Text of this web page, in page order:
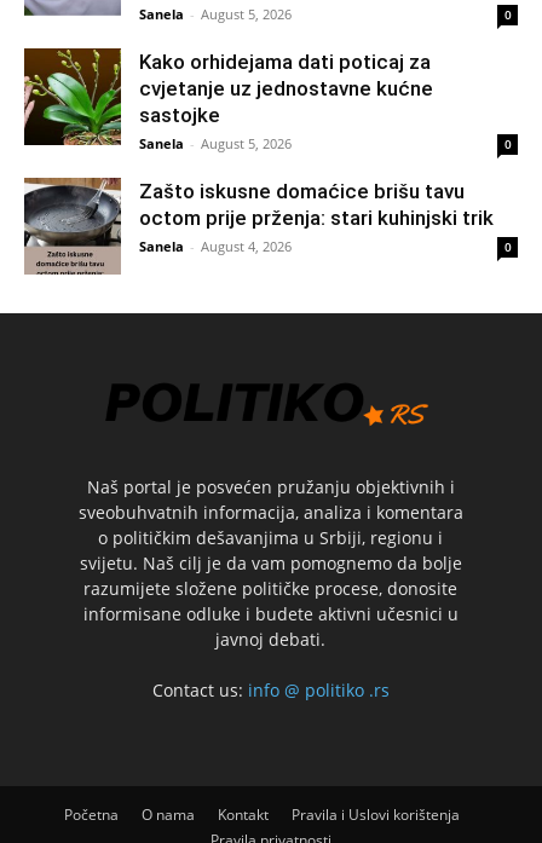
Sanela - August 5, 2026 0
Kako orhidejama dati poticaj za
cvjetanje uz jednostavne kućne
sastojke
Sanela - August 5, 2026 0
Zašto iskusne domaćice brišu tavu
octom prije prženja: stari kuhinjski trik
Sanela - August 4, 2026 0
Naš portal je posvećen pružanju objektivnih i
sveobuhvatnih informacija, analiza i komentara
o političkim dešavanjima u Srbiji, regionu i
svijetu. Naš cilj je da vam pomognemo da bolje
razumijete složene političke procese, donosite
informisane odluke i budete aktivni učesnici u
javnoj debati.
Contact us: info @ politiko .rs
Početna O nama Kontakt
Pravila i Uslovi korištenja